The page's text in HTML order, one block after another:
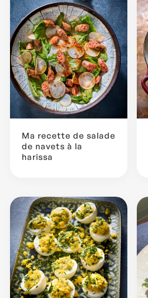
Ma recette de salade
de navets à la
harissa